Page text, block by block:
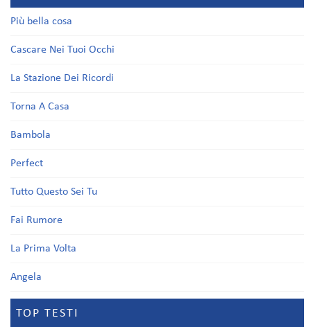
Più bella cosa
Cascare Nei Tuoi Occhi
La Stazione Dei Ricordi
Torna A Casa
Bambola
Perfect
Tutto Questo Sei Tu
Fai Rumore
La Prima Volta
Angela
TOP TESTI